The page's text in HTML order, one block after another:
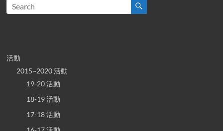
活動
2015~2020 活動
19-20 活動
18-19 活動
17-18 活動